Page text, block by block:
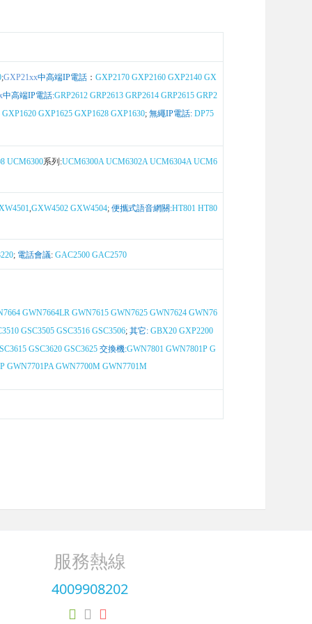
;GXP21xx中高端IP電話： GXP2170 GXP2160 GXP2140 GX
中高端IP電話:GRP2612 GRP2613 GRP2614 GRP2615 GRP2
GXP1620 GXP1625 GXP1628 GXP1630; 無繩IP電話: DP75
UCM6300系列:UCM6300A UCM6302A UCM6304A UCM6
,GXW4502 GXW4504; 便攜式語音網關:HT801 HT80
; 電話會議: GAC2500 GAC2570
GWN7664LR GWN7615 GWN7625 GWN7624 GWN76
GSC3505 GSC3516 GSC3506; 其它: GBX20 GXP2200
GSC3620 GSC3625 交換機:GWN7801 GWN7801P G
GWN7701PA GWN7700M GWN7701M
服務熱線
4009908202